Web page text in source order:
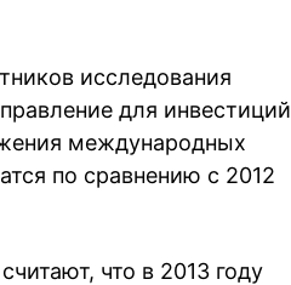
исследования
для инвестиций
международных
по сравнению с 2012
что в 2013 году